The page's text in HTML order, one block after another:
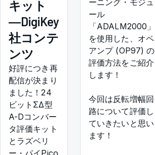
キット
―DigiKey
社コンテ
ンツ
好評につき再
配信が決まり
ました！24
ビットΣΔ型
A-Dコンバー
タ評価キット
とラズベリ
ーニング・モジュ
ール
「ADALM2000」
を使用した、オペ
アンプ (OP97) の
評価方法をご紹介
します！
今回は反転増幅回
路について評価し
ていきたいと思い
ます！